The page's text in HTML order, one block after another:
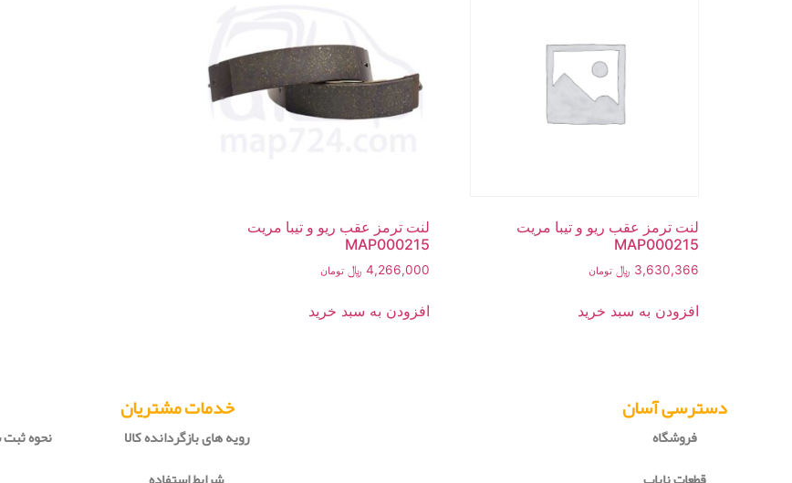
لنت ترمز عقب ریو و تیبا مریت
MAP000215
3,630,366 ﷼ تومان
افزودن به سبد خرید
لنت ترمز عقب ریو و تیبا مریت
MAP000215
4,266,000 ﷼ تومان
افزودن به سبد خرید
دسترسی آسان
فروشگاه
خدمات مشتریان
رویه های بازگردانده کالا
نحوه